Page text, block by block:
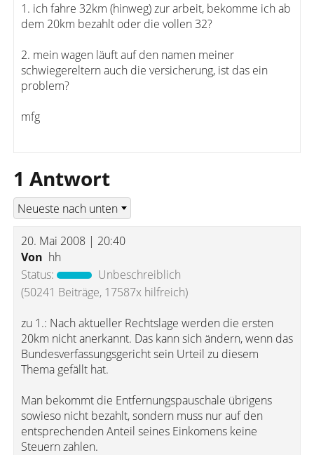
1. ich fahre 32km (hinweg) zur arbeit, bekomme ich ab
dem 20km bezahlt oder die vollen 32?
2. mein wagen läuft auf den namen meiner
schwiegereltern auch die versicherung, ist das ein
problem?
mfg
1 Antwort
20. Mai 2008 | 20:40
Von hh
Status:
Unbeschreiblich
(50241 Beiträge, 17587x hilfreich)
zu 1.: Nach aktueller Rechtslage werden die ersten
20km nicht anerkannt. Das kann sich ändern, wenn das
Bundesverfassungsgericht sein Urteil zu diesem
Thema gefällt hat.
Man bekommt die Entfernungspauschale übrigens
sowieso nicht bezahlt, sondern muss nur auf den
entsprechenden Anteil seines Einkomens keine
Steuern zahlen.